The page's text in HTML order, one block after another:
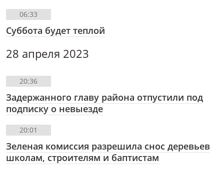
06:33
Суббота будет теплой
28 апреля 2023
20:36
Задержанного главу района отпустили под
подписку о невыезде
20:01
Зеленая комиссия разрешила снос деревьев
школам, строителям и баптистам